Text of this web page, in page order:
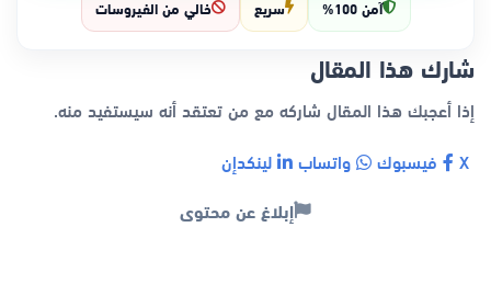
آمن 100% سريع خالي من الفيروسات
شارك هذا المقال
إذا أعجبك هذا المقال شاركه مع من تعتقد أنه سيستفيد منه.
فيسبوك واتساب لينكدإن
إبلاغ عن محتوى